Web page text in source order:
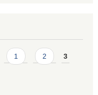
1 2 3